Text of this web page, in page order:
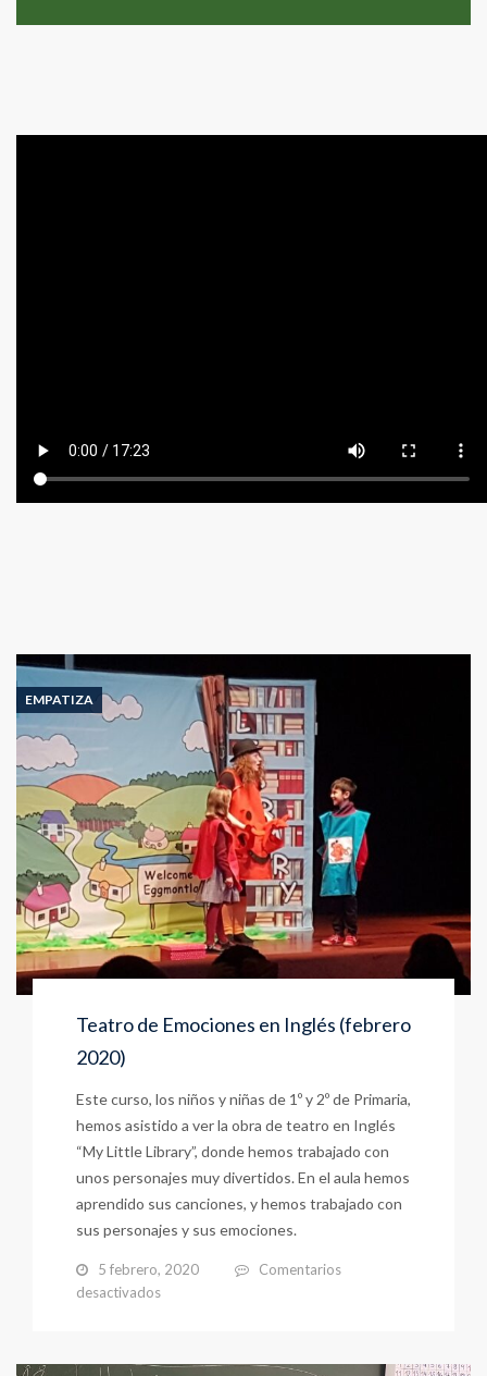
EMPATIZA
Teatro de Emociones en Inglés (febrero
2020)
Este curso, los niños y niñas de 1º y 2º de Primaria,
hemos asistido a ver la obra de teatro en Inglés
“My Little Library”, donde hemos trabajado con
unos personajes muy divertidos. En el aula hemos
aprendido sus canciones, y hemos trabajado con
sus personajes y sus emociones.
5 febrero, 2020
Comentarios
desactivados